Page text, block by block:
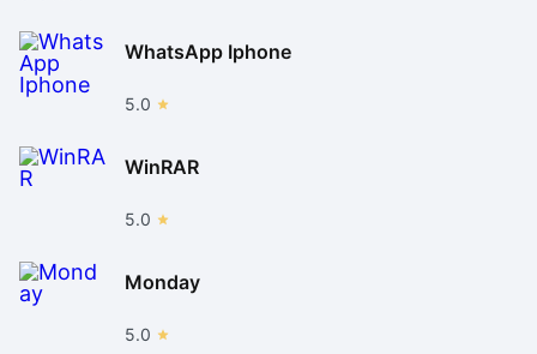
WhatsApp Iphone
5.0
WinRAR
5.0
Monday
5.0